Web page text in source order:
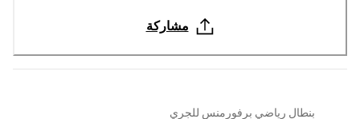
مشاركة
بنطال رياضي برفورمنس للجري